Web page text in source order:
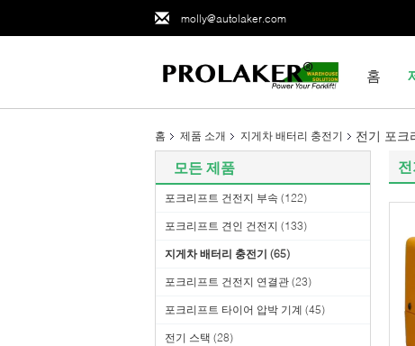
molly@autolaker.com
홈
홈 제품 소개 지게차 배터리 충전기 전기 포크
모든 제품
포크리프트 건전지 부속 (122)
포크리프트 견인 건전지 (133)
지게차 배터리 충전기 (65)
포크리프트 건전지 연결관 (23)
포크리프트 타이어 압박 기계 (45)
전기 스택 (28)